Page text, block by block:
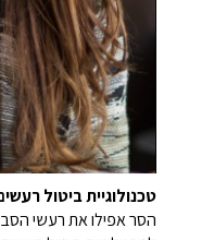
טכנולוגיית ביטול
הסר אפילו את רעשי